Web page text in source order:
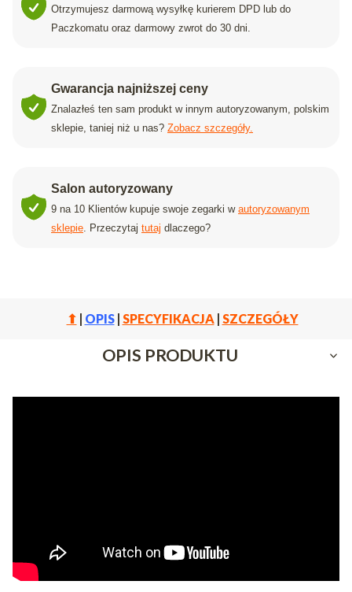
Otrzymujesz darmową wysyłkę kurierem DPD lub do
Paczkomatu oraz darmowy zwrot do 30 dni.
Gwarancja najniższej ceny
Znalazłeś ten sam produkt w innym autoryzowanym, polskim
sklepie, taniej niż u nas? Zobacz szczegóły.
Salon autoryzowany
9 na 10 Klientów kupuje swoje zegarki w autoryzowanym
sklepie. Przeczytaj tutaj dlaczego?
⬆ OPIS| SPECYFIKACJA| SZCZEGÓŁY
OPIS PRODUKTU